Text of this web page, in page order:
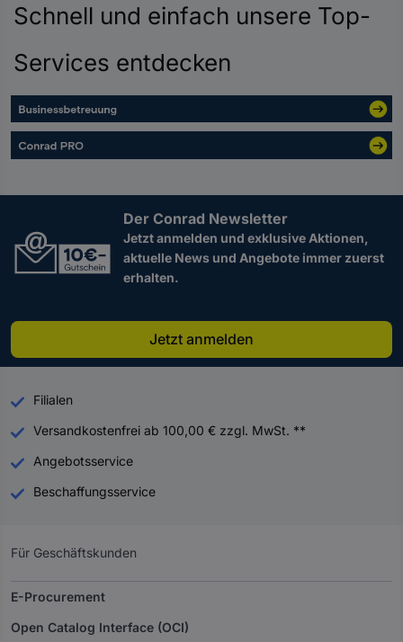
Schnell und einfach unsere Top-
Services entdecken
Der Conrad Newsletter
Jetzt anmelden und exklusive Aktionen,
aktuelle News und Angebote immer zuerst
erhalten.
Jetzt anmelden
Filialen
Versandkostenfrei ab 100,00 € zzgl. MwSt. **
Angebotsservice
Beschaffungsservice
Für Geschäftskunden
E-Procurement
Open Catalog Interface (OCI)